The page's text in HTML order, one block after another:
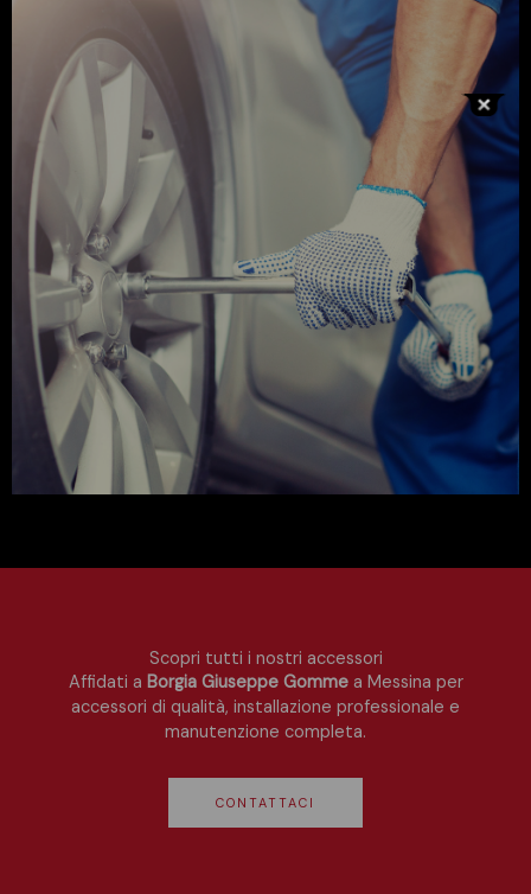
Scopri tutti i nostri accessori
Affidati a Borgia Giuseppe Gommea Messina per
accessori di qualità, installazione professionale e
manutenzione completa.
CONTATTACI